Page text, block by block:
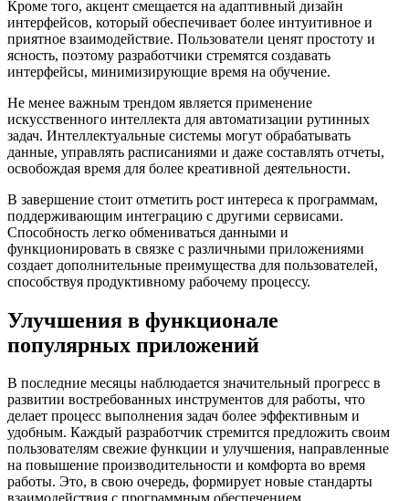
Кроме того, акцент смещается на адаптивный дизайн
интерфейсов, который обеспечивает более интуитивное и
приятное взаимодействие. Пользователи ценят простоту и
ясность, поэтому разработчики стремятся создавать
интерфейсы, минимизирующие время на обучение.
Не менее важным трендом является применение
искусственного интеллекта для автоматизации рутинных
задач. Интеллектуальные системы могут обрабатывать
данные, управлять расписаниями и даже составлять отчеты,
освобождая время для более креативной деятельности.
В завершение стоит отметить рост интереса к программам,
поддерживающим интеграцию с другими сервисами.
Способность легко обмениваться данными и
функционировать в связке с различными приложениями
создает дополнительные преимущества для пользователей,
способствуя продуктивному рабочему процессу.
Улучшения в функционале
популярных приложений
В последние месяцы наблюдается значительный прогресс в
развитии востребованных инструментов для работы, что
делает процесс выполнения задач более эффективным и
удобным. Каждый разработчик стремится предложить своим
пользователям свежие функции и улучшения, направленные
на повышение производительности и комфорта во время
работы. Это, в свою очередь, формирует новые стандарты